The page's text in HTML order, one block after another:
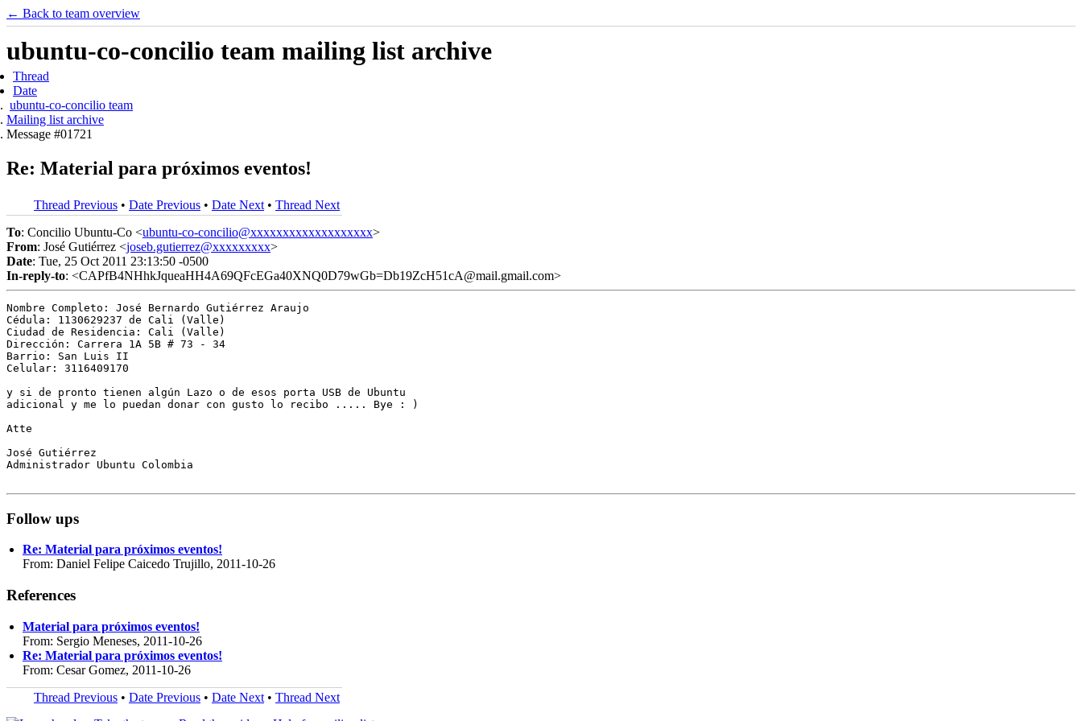
← Back to team overview
ubuntu-co-concilio team mailing list archive
Thread
Date
ubuntu-co-concilio team
Mailing list archive
Message #01721
Re: Material para próximos eventos!
Thread Previous • Date Previous • Date Next • Thread Next
To: Concilio Ubuntu-Co <ubuntu-co-concilio@xxxxxxxxxxxxxxxxxxx>
From: José Gutiérrez <joseb.gutierrez@xxxxxxxxx>
Date: Tue, 25 Oct 2011 23:13:50 -0500
In-reply-to: <CAPfB4NHhkJqueaHH4A69QFcEGa40XNQ0D79wGb=Db19ZcH51cA@mail.gmail.com>
Nombre Completo: José Bernardo Gutiérrez Araujo
Cédula: 1130629237 de Cali (Valle)
Ciudad de Residencia: Cali (Valle)
Dirección: Carrera 1A 5B # 73 - 34
Barrio: San Luis II
Celular: 3116409170
y si de pronto tienen algún Lazo o de esos porta USB de Ubuntu
adicional y me lo puedan donar con gusto lo recibo ..... Bye : )
Atte
José Gutiérrez
Administrador Ubuntu Colombia
Follow ups
Re: Material para próximos eventos!
From: Daniel Felipe Caicedo Trujillo, 2011-10-26
References
Material para próximos eventos!
From: Sergio Meneses, 2011-10-26
Re: Material para próximos eventos!
From: Cesar Gomez, 2011-10-26
Thread Previous • Date Previous • Date Next • Thread Next